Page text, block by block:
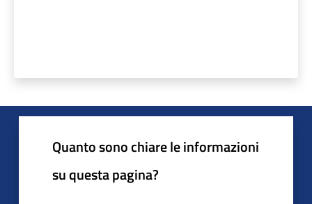
Quanto sono chiare le informazioni
su questa pagina?